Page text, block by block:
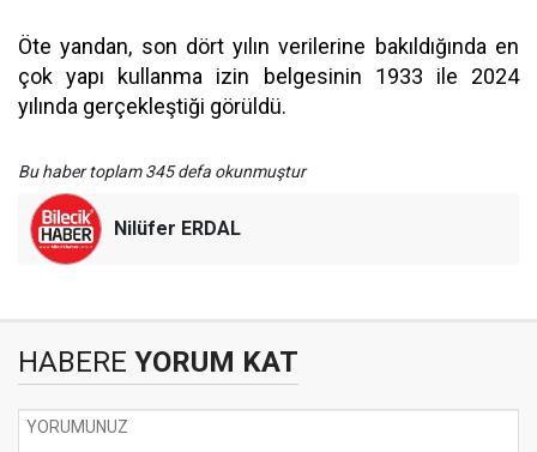
Öte yandan, son dört yılın verilerine bakıldığında en
çok yapı kullanma izin belgesinin 1933 ile 2024
yılında gerçekleştiği görüldü.
Bu haber toplam 345 defa okunmuştur
Nilüfer ERDAL
HABERE YORUM KAT